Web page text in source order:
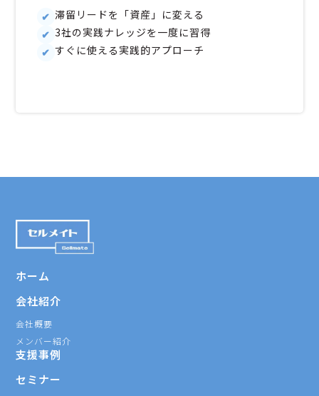
滞留リードを「資産」に変える
3社の実践ナレッジを一度に習得
すぐに使える実践的アプローチ
ホーム
会社紹介
会社概要
メンバー紹介
支援事例
セミナー